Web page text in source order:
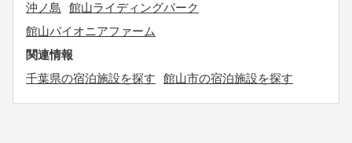
沖ノ島
館山ライディングパーク
館山パイオニアファーム
関連情報
千葉県の宿泊施設を探す
館山市の宿泊施設を探す